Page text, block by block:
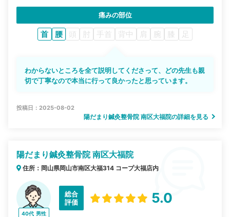
痛みの部位
首 腰 頭 肘 手首 背中 肩 腕 膝 足
わからないところを全て説明してくださって、どの先生も親
切で丁寧なので本当に行って良かったと思っています。
投稿日：2025-08-02
陽だまり鍼灸整骨院 南区大福院の詳細を見る
陽だまり鍼灸整骨院 南区大福院
住所：岡山県岡山市南区大福314 コープ大福店内
40代 男性
総合
評価
5.0